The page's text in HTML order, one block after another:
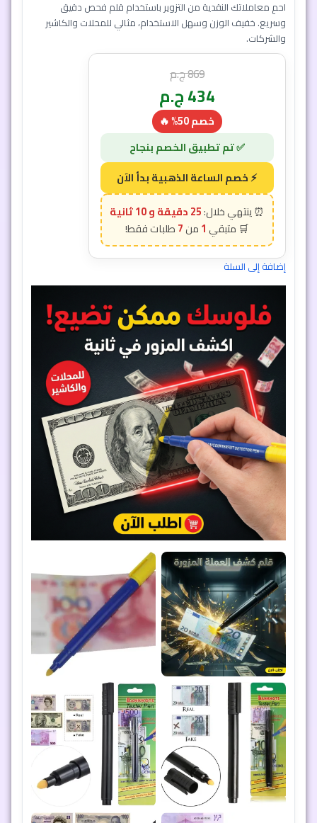
وسريع. خفيف الوزن وسهل الاستخدام، مثالي للمحلات والكاشير
والشركات.
869ج.م
434ج.م
خصم 50% 🔥
25 دقيقة و 7 ثانية
1
7